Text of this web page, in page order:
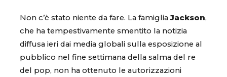
Non c’è stato niente da fare. La famigliaJackson,
che ha tempestivamente smentito la notizia
diffusa ieri dai media globali sulla esposizione al
pubblico nel fine settimana della salma del re
del pop, non ha ottenuto le autorizzazioni